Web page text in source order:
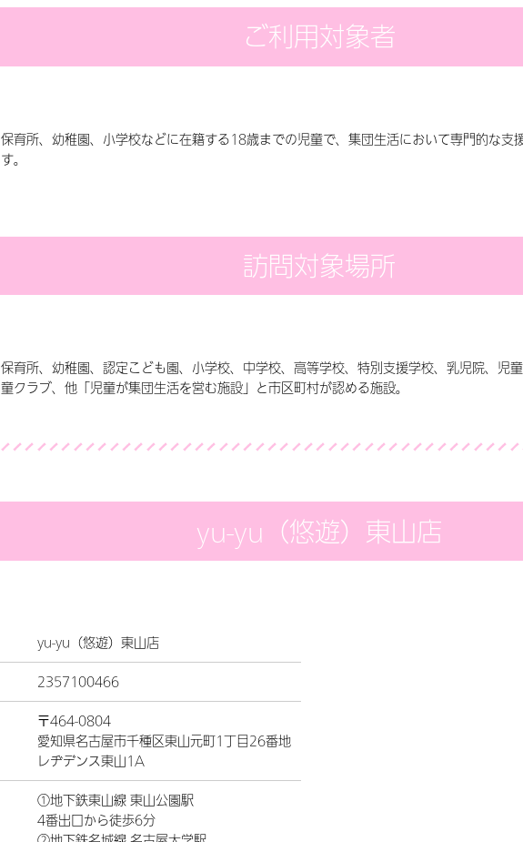
ご利用対象者
保育所、幼稚園、小学校などに在籍する18歳までの児童で、集団生活において専門的な支
す。
訪問対象場所
保育所、幼稚園、認定こども園、小学校、中学校、高等学校、特別支援学校、乳児院、児
童クラブ、他「児童が集団生活を営む施設」と市区町村が認める施設。
yu-yu（悠遊）東山店
yu-yu（悠遊）東山店
2357100466
〒464-0804
愛知県名古屋市千種区東山元町1丁目26番地
レヂデンス東山1A
①地下鉄東山線 東山公園駅
4番出口から徒歩6分